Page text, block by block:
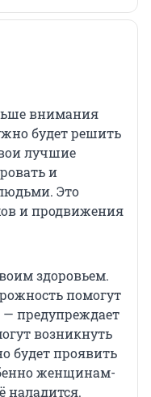
внимания
будет решить
лучшие
и
Это
и продвижения
здоровьем.
помогут
— предупреждает
возникнуть
будет проявить
женщинам-
наладится.